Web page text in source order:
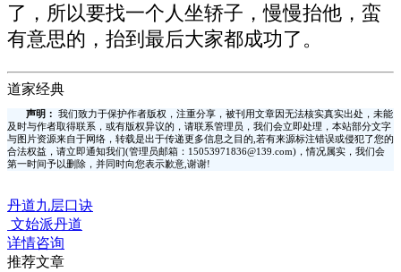
了，所以要找一个人坐轿子，慢慢抬他，蛮
有意思的，抬到最后大家都成功了。
道家经典
声明：
我们致力于保护作者版权，注重分享，被刊用文章因无法核实真实出处，未能
及时与作者取得联系，或有版权异议的，请联系管理员，我们会立即处理，本站部分文字
与图片资源来自于网络，转载是出于传递更多信息之目的,若有来源标注错误或侵犯了您的
合法权益，请立即通知我们(管理员邮箱：15053971836@139.com)，情况属实，我们会
第一时间予以删除，并同时向您表示歉意,谢谢!
丹道九层口诀
文始派丹道
详情咨询
推荐文章